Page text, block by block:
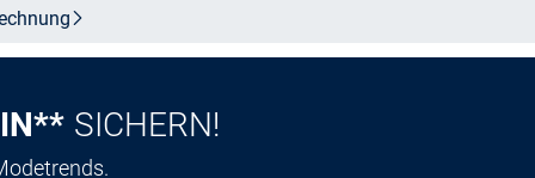
SICHERN!